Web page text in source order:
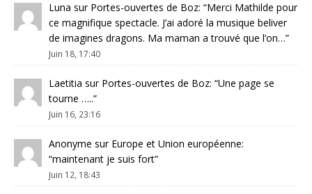
Luna sur Portes-ouvertes de Boz: “Merci Mathilde pour
ce magnifique spectacle. J’ai adoré la musique beliver
de imagines dragons. Ma maman a trouvé que l’on…”
Juin 18, 17:40
Laetitia sur Portes-ouvertes de Boz: “Une page se
tourne …..”
Juin 16, 23:16
Anonyme sur Europe et Union européenne:
“maintenant je suis fort”
Juin 12, 18:43